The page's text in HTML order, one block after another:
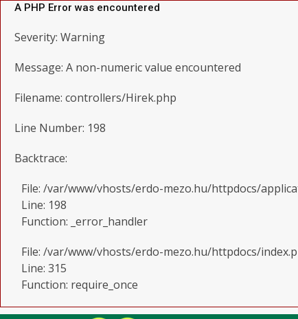
A PHP Error was encountered
Severity: Warning
Message: A non-numeric value encountered
Filename: controllers/Hirek.php
Line Number: 198
Backtrace:
File: /var/www/vhosts/erdo-mezo.hu/httpdocs/
Line: 198
Function: _error_handler
File: /var/www/vhosts/erdo-mezo.hu/httpdocs/
Line: 315
Function: require_once